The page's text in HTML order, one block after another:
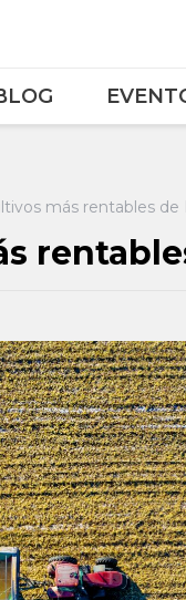
más rentables de